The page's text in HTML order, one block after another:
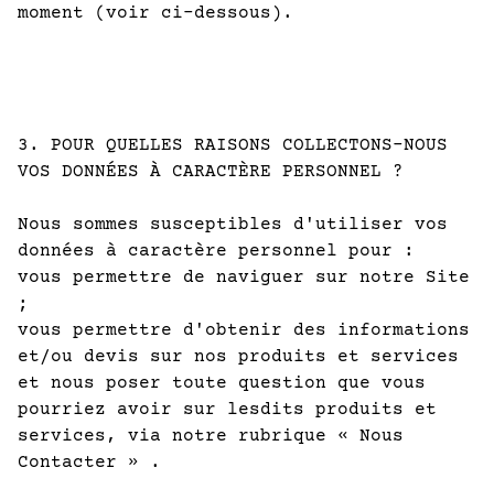
moment (voir ci-dessous).
3. POUR QUELLES RAISONS COLLECTONS-NOUS
VOS DONNÉES À CARACTÈRE PERSONNEL ?
Nous sommes susceptibles d'utiliser vos
données à caractère personnel pour :
vous permettre de naviguer sur notre Site
;
vous permettre d'obtenir des informations
et/ou devis sur nos produits et services
et nous poser toute question que vous
pourriez avoir sur lesdits produits et
services, via notre rubrique « Nous
Contacter » .